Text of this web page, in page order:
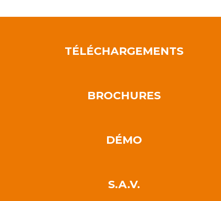
TÉLÉCHARGEMENTS
BROCHURES
DÉMO
S.A.V.